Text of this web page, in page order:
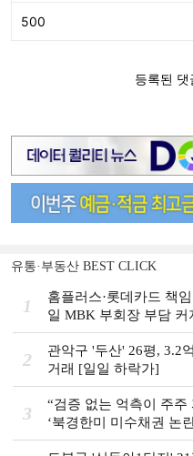
유통·부동산 BEST CLICK
1
홈플러스·롯데카드 책
일 MBK 부회장 부담 커
2
관악구 '두산' 26평, 3.2
거래 [일일 하락가]
3
“검증 없는 억측이 주
‘북경한미 미수채권 논